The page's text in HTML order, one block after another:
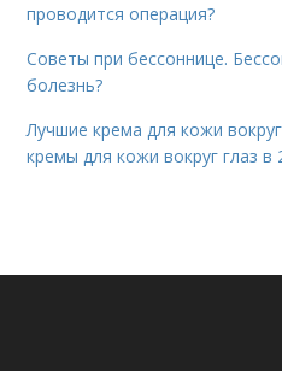
проводится операция?
Советы при бессоннице.
болезнь?
Лучшие крема для кожи
кремы для кожи вокруг глаз в